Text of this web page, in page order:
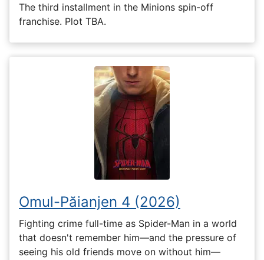
The third installment in the Minions spin-off
franchise. Plot TBA.
Omul-Păianjen 4 (2026)
Fighting crime full-time as Spider-Man in a world
that doesn't remember him—and the pressure of
seeing his old friends move on without him—